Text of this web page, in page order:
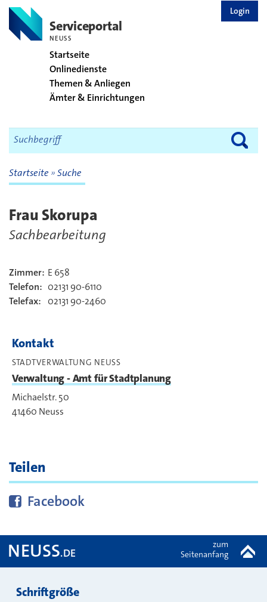
Serviceportal
NEUSS
Startseite
Onlinedienste
Themen & Anliegen
Ämter & Einrichtungen
Login
Startseite Suche
Frau Skorupa
Sachbearbeitung
Kontakt
Zimmer: E 658
Telefon: 02131 90-6110
Telefax:
02131 90-2460
Kontakt
STADTVERWALTUNG NEUSS
Verwaltung - Amt für Stadtplanung
Michaelstr. 50
41460 Neuss
Teilen
Diese Seite bei
Facebook
NEUSS.DE
zum
Seitenanfang
Darstellung
Schriftgröße